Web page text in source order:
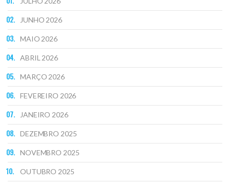
JUNHO 2026
MAIO 2026
ABRIL 2026
MARÇO 2026
FEVEREIRO 2026
JANEIRO 2026
DEZEMBRO 2025
NOVEMBRO 2025
OUTUBRO 2025